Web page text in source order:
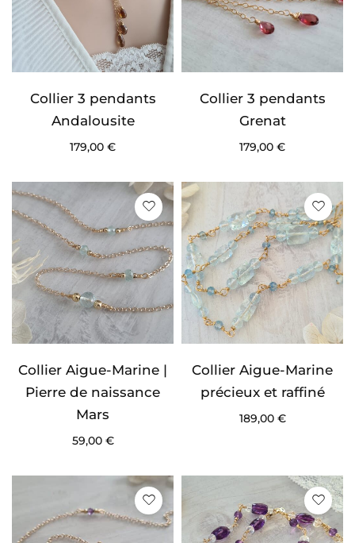
Collier 3 pendants
Andalousite
179,00 €
Collier 3 pendants
Grenat
179,00 €
Collier Aigue-Marine |
Pierre de naissance
Mars
59,00 €
Collier Aigue-Marine
précieux et raffiné
189,00 €